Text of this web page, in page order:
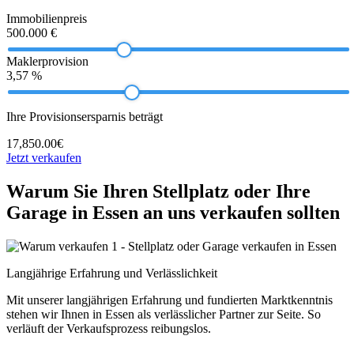
Immobilienpreis
500.000 €
Maklerprovision
3,57 %
Ihre Provisionsersparnis beträgt
17,850.00€
Jetzt verkaufen
Warum Sie Ihren Stellplatz oder Ihre
Garage in Essen an uns verkaufen sollten
Langjährige Erfahrung und Verlässlichkeit
Mit unserer langjährigen Erfahrung und fundierten Marktkenntnis
stehen wir Ihnen in Essen als verlässlicher Partner zur Seite. So
verläuft der Verkaufsprozess reibungslos.